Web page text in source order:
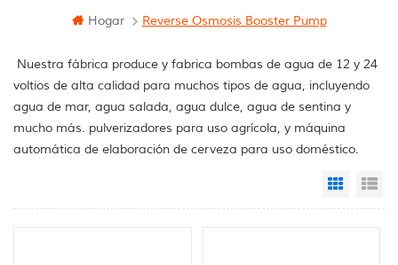
Hogar Reverse Osmosis Booster Pump
Nuestra fábrica produce y fabrica bombas de agua de 12 y 24
voltios de alta calidad para muchos tipos de agua, incluyendo
agua de mar, agua salada, agua dulce, agua de sentina y
mucho más. pulverizadores para uso agrícola, y máquina
automática de elaboración de cerveza para uso doméstico.
Grid